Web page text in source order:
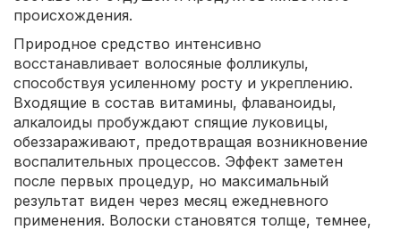
происхождения.
Природное средство интенсивно
восстанавливает волосяные фолликулы,
способствуя усиленному росту и укреплению.
Входящие в состав витамины, флаваноиды,
алкалоиды пробуждают спящие луковицы,
обеззараживают, предотвращая возникновение
воспалительных процессов. Эффект заметен
после первых процедур, но максимальный
результат виден через месяц ежедневного
применения. Волоски становятся толще, темнее,